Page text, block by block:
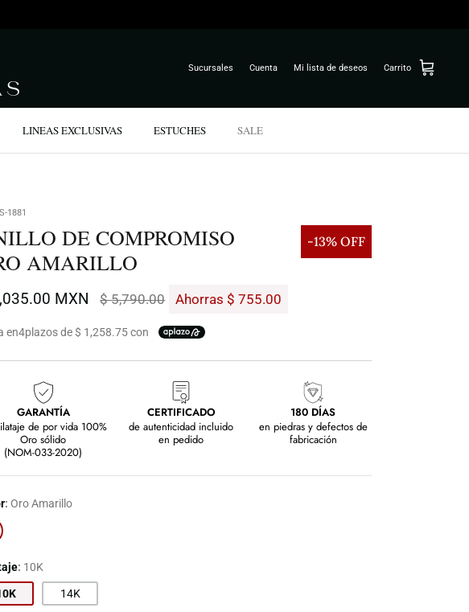
Sucursales Cuenta Mi lista de deseos Carrito
LINEAS EXCLUSIVAS ESTUCHES SALE
S-1881
DE COMPROMISO
AMARILLO
-13% OFF
MXN $ 5,790.00 Ahorras $ 755.00
en4plazos de $ 1,258.75 con
GARANTÍA
de por vida 100%
Oro sólido
(NOM-033-2020)
CERTIFICADO
de autenticidad incluido
en pedido
180 DÍAS
en piedras y defectos de
fabricación
Oro Amarillo
10K
14K